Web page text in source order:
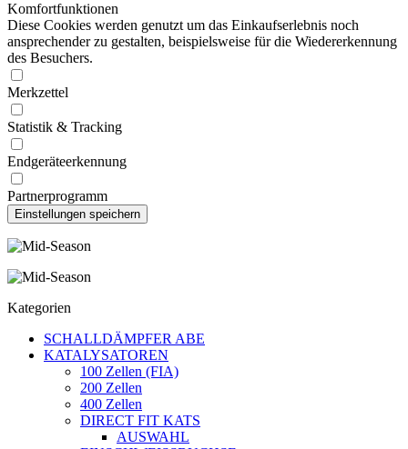
Komfortfunktionen
Diese Cookies werden genutzt um das Einkaufserlebnis noch
ansprechender zu gestalten, beispielsweise für die Wiedererkennung
des Besuchers.
Merkzettel
Statistik & Tracking
Endgeräteerkennung
Partnerprogramm
Kategorien
SCHALLDÄMPFER ABE
KATALYSATOREN
100 Zellen (FIA)
200 Zellen
400 Zellen
DIRECT FIT KATS
AUSWAHL